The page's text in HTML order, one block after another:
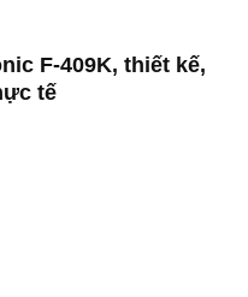
F-409K, thiết kế,
tế